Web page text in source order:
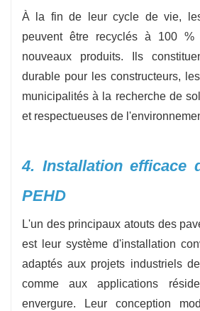
À la fin de leur cycle de vie,
peuvent être recyclés à 100 %
nouveaux produits. Ils
durable pour les constructeurs,
municipalités à la recherche de
et respectueuses de
4. Installation efficace
PEHD
L'un des principaux atouts des
est leur système d'installation
adaptés aux projets industriels
comme aux applications
envergure. Leur conception